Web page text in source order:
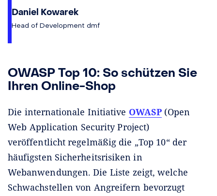
Daniel Kowarek
Head of Development dmf
OWASP Top 10: So schützen Sie
Ihren Online-Shop
Die internationale Initiative OWASP (Open
Web Application Security Project)
veröffentlicht regelmäßig die „Top 10“ der
häufigsten Sicherheitsrisiken in
Webanwendungen. Die Liste zeigt, welche
Schwachstellen von Angreifern bevorzugt